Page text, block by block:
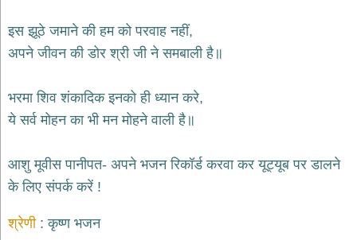
bhajans
हनुमान
hanuman
bhajans
साईं
bhajans
जैन
भजन
jain
इस झूठे जमाने की हम को परवाह नहीं,
अपने जीवन की डोर श्री जी ने समबाली है॥
भरमा शिव शंकादिक इनको ही ध्यान करे,
ये सर्व मोहन का भी मन मोहने वाली है॥
आशु मूवीस पानीपत- अपने भजन रिकॉर्ड करवा कर यूट्यूब पर डालने
के लिए संपर्क करें !
श्रेणी कृष्ण भजन